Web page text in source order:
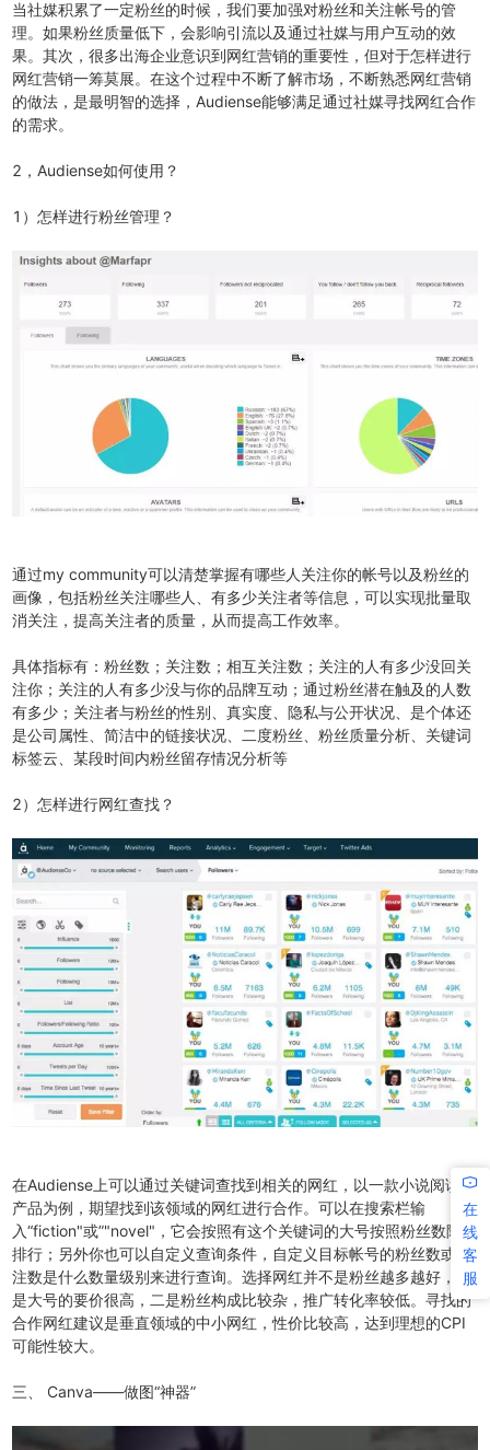
当社媒积累了一定粉丝的时候，我们要加强对粉丝和关注帐号的管
理。如果粉丝质量低下，会影响引流以及通过社媒与用户互动的效
果。其次，很多出海企业意识到网红营销的重要性，但对于怎样进行
网红营销一筹莫展。在这个过程中不断了解市场，不断熟悉网红营销
的做法，是最明智的选择，Audiense能够满足通过社媒寻找网红合作
的需求。
2，Audiense如何使用？
1）怎样进行粉丝管理？
通过my community可以清楚掌握有哪些人关注你的帐号以及粉丝的
画像，包括粉丝关注哪些人、有多少关注者等信息，可以实现批量取
消关注，提高关注者的质量，从而提高工作效率。
具体指标有：粉丝数；关注数；相互关注数；关注的人有多少没回关
注你；关注的人有多少没与你的品牌互动；通过粉丝潜在触及的人数
有多少；关注者与粉丝的性别、真实度、隐私与公开状况、是个体还
是公司属性、简洁中的链接状况、二度粉丝、粉丝质量分析、关键词
标签云、某段时间内粉丝留存情况分析等
2）怎样进行网红查找？
在Audiense上可以通过关键词查找到相关的网红，以一款小说阅读类
产品为例，期望找到该领域的网红进行合作。可以在搜索栏输
入“fiction"或”"novel"，它会按照有这个关键词的大号按照粉丝数降序
排行；另外你也可以自定义查询条件，自定义目标帐号的粉丝数或关
注数是什么数量级别来进行查询。选择网红并不是粉丝越多越好，一
是大号的要价很高，二是粉丝构成比较杂，推广转化率较低。寻找的
合作网红建议是垂直领域的中小网红，性价比较高，达到理想的CPI
可能性较大。
三、 Canva——做图“神器”
在
线
客
服